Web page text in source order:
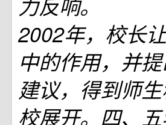
力反响。
2002年，校长
中的作用，并
建议，得到师
校展开。四、